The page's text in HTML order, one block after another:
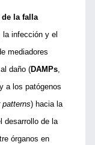
de la falla
la infección y el
mediadores
daño (DAMPs,
a los patógenos
patterns) hacia la
desarrollo de la
órganos en